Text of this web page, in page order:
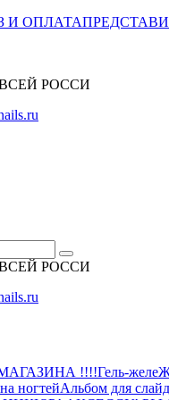
И ОПЛАТА
РОССИ
РОССИ
!!!!Гель-желе
ногтейАльбом для